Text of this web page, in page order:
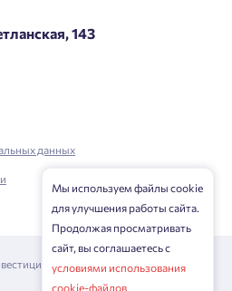
143
данных
корпорация
Мы используем файлы cookie
для улучшения работы сайта.
Продолжая просматривать
сайт, вы соглашаетесь с
условиями использования
cookie-файлов